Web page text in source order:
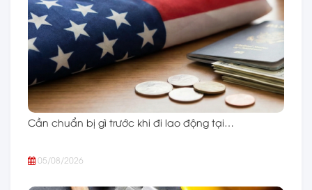
Cần chuẩn bị gì trước khi đi lao động tại…
05/08/2026